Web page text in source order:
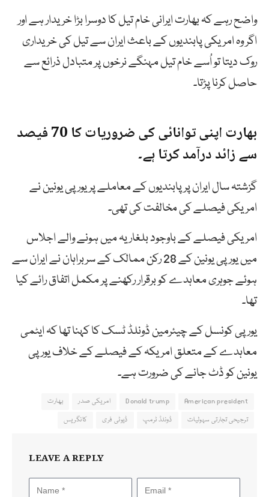
واضح رہے کہ بھارت ایرانی خام تیل کا دوسرا بڑا خریدار ہے اور
اگر وہ امریکی پابندیوں کے باعث ایران سے تیل کی خریداری
روک دیتا تو اُسے خام تیل مہنگے نرخوں پر متبادل ذرائع سے
حاصل کرنا پڑتا۔
بھارت اپنی توانائی کی ضروریات کا 70 فیصد
سے زائد درآمد کرتا ہے۔
گزشتہ سالایرانپرپابندیوںکے معاملے پر یورپی یونین نے
امریکی فیصلے کی مخالفت کی تھی۔
امریکی فیصلے کے باوجود بلغاریہ میں ہونے والے اجلاس
میں یورپی یونین کے 28 رکن ممالک کے سربراہان نے ایران سے
ہوئے جوہری معاہدے کو برقرار رکھنے پر مکمل اتفاق رائے کیا
تھا۔
یورپی کونسل کے چیئرمین ڈونلڈ ٹسک کا کہنا تھا کہ ایٹمی
معاہدے کے متعلق امریکہ کے فیصلے کے خلاف یورپی
یونین کو ڈٹ جانے کی ضرورت ہے۔
American president
Donald trump امریکی صدر
بھارت
ترجیحی تجارتی سہولیات
ڈونلڈ ٹرمپ ڈیوٹی فری کانگریس
LEAVE A REPLY